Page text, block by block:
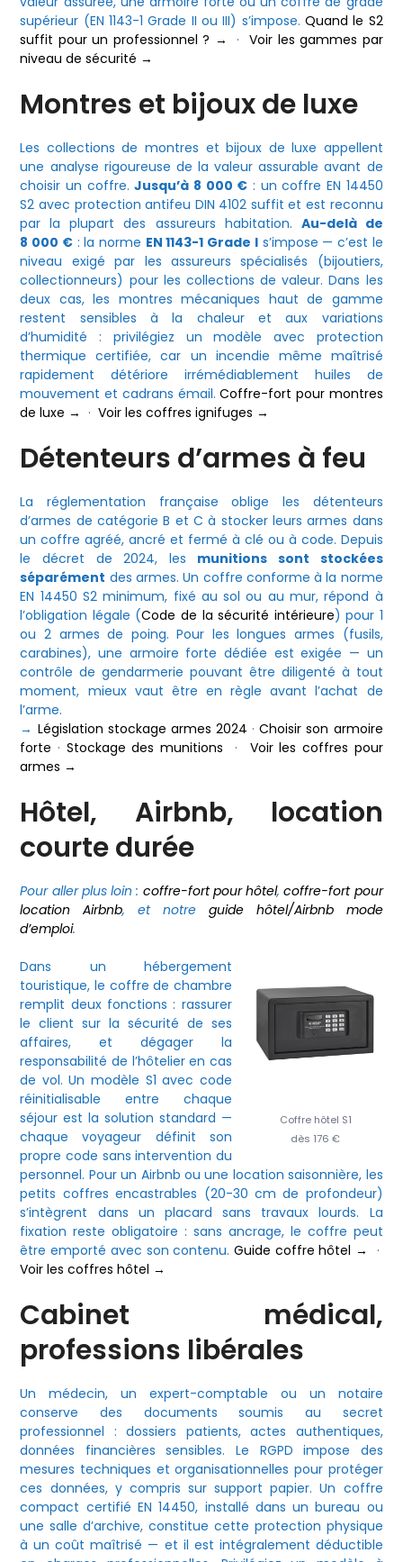
supérieur (EN 1143-1 Grade II ou III) s’impose. Quand le S2
suffit pour un professionnel ? →
·Voir les gammes par
niveau de sécurité →
Montres et bijoux de luxe
Les collections de montres et bijoux de luxe appellent
une analyse rigoureuse de la valeur assurable avant de
choisir un coffre.Jusqu’à 8 000 € : un coffre EN 14450
S2 avec protection antifeu DIN 4102 suffit et est reconnu
par la plupart des assureurs habitation. Au-delà de
8 000 €: la norme EN 1143-1 Grade Is’impose — c’est le
niveau exigé par les assureurs spécialisés (bijoutiers,
collectionneurs) pour les collections de valeur. Dans les
deux cas, les montres mécaniques haut de gamme
restent sensibles à la chaleur et aux variations
d’humidité : privilégiez un modèle avec protection
thermique certifiée, car un incendie même maîtrisé
rapidement détériore irrémédiablement huiles de
mouvement et cadrans émail.Coffre-fort pour montres
de luxe → ·Voir les coffres ignifuges →
Détenteurs d’armes à feu
La réglementation française oblige les détenteurs
d’armes de catégorie B et C à stocker leurs armes dans
un coffre agréé, ancré et fermé à clé ou à code. Depuis
le décret de 2024, les munitions sont stockées
séparément des armes. Un coffre conforme à la norme
EN 14450 S2 minimum, fixé au sol ou au mur, répond à
l’obligation légale (Code de la sécurité intérieure) pour 1
ou 2 armes de poing. Pour les longues armes (fusils,
carabines), une armoire forte dédiée est exigée — un
contrôle de gendarmerie pouvant être diligenté à tout
moment, mieux vaut être en règle avant l’achat de
l’arme.
→ Législation stockage armes 2024 ·Choisir son armoire
forte · Stockage des munitions · Voir les coffres pour
armes →
Hôtel, Airbnb, location
courte durée
Pour aller plus loin : coffre-fort pour hôtel,coffre-fort pour
location Airbnb, et notre guide hôtel/Airbnb mode
d’emploi.
Coffre hôtel S1
dès 176 €
Dans un hébergement
touristique, le coffre de chambre
remplit deux fonctions : rassurer
le client sur la sécurité de ses
affaires, et dégager la
responsabilité de l’hôtelier en cas
de vol. Un modèle S1 avec code
réinitialisable entre chaque
séjour est la solution standard —
chaque voyageur définit son
propre code sans intervention du
personnel. Pour un Airbnb ou une location saisonnière, les
petits coffres encastrables (20-30 cm de profondeur)
s’intègrent dans un placard sans travaux lourds. La
fixation reste obligatoire : sans ancrage, le coffre peut
être emporté avec son contenu. Guide coffre hôtel →
·
Voir les coffres hôtel →
Cabinet médical,
professions libérales
Un médecin, un expert-comptable ou un notaire
conserve des documents soumis au secret
professionnel : dossiers patients, actes authentiques,
données financières sensibles. Le RGPD impose des
mesures techniques et organisationnelles pour protéger
ces données, y compris sur support papier. Un coffre
compact certifié EN 14450, installé dans un bureau ou
une salle d’archive, constitue cette protection physique
à un coût maîtrisé — et il est intégralement déductible